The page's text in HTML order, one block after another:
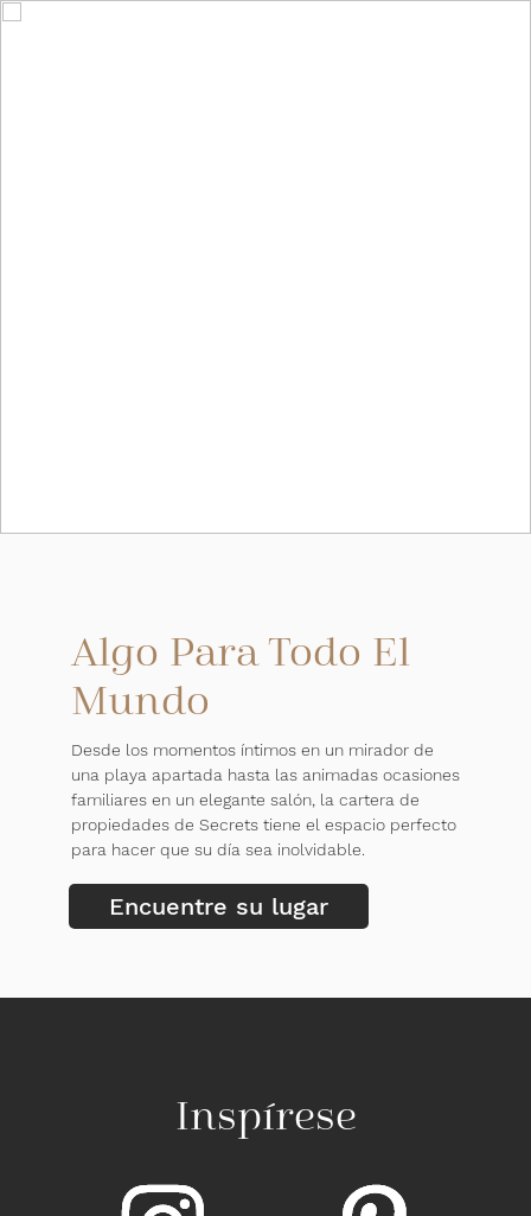
Algo Para Todo El
Mundo
Desde los momentos íntimos en un mirador de
una playa apartada hasta las animadas ocasiones
familiares en un elegante salón, la cartera de
propiedades de Secrets tiene el espacio perfecto
para hacer que su día sea inolvidable.
Encuentre su lugar
Inspírese